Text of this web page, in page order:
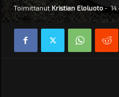
Toimittanut Kristian Eloluoto-